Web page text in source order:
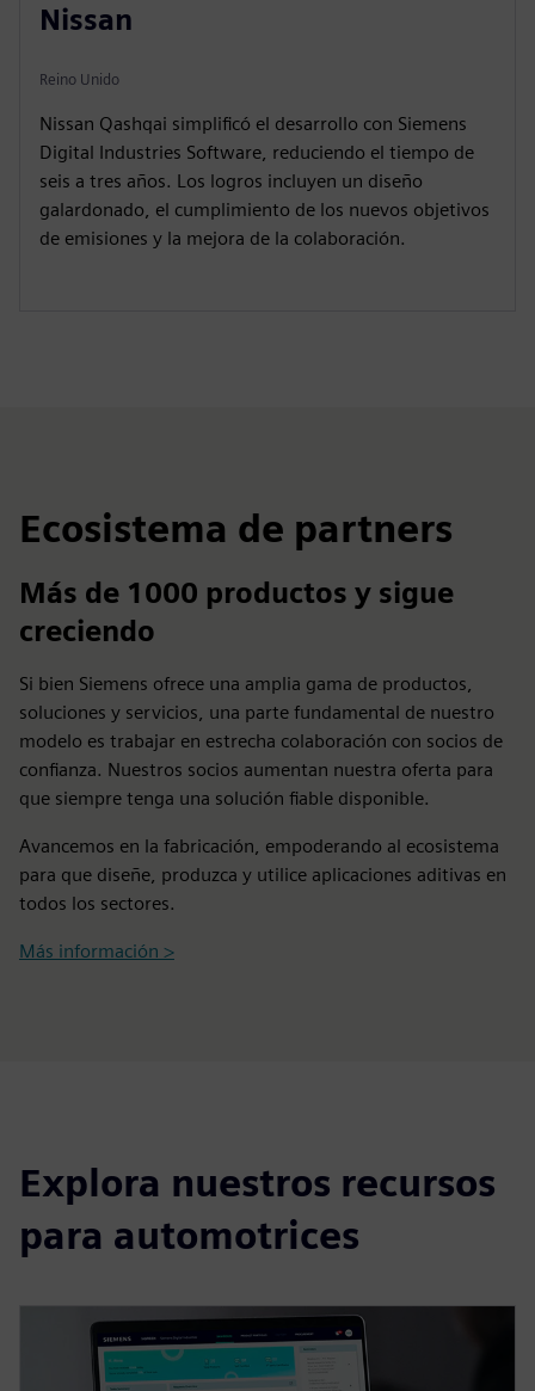
Nissan
Reino Unido
Nissan Qashqai simplificó el desarrollo con Siemens
Digital Industries Software, reduciendo el tiempo de
seis a tres años. Los logros incluyen un diseño
galardonado, el cumplimiento de los nuevos objetivos
de emisiones y la mejora de la colaboración.
Ecosistema de partners
Más de 1000 productos y sigue
creciendo
Si bien Siemens ofrece una amplia gama de productos,
soluciones y servicios, una parte fundamental de nuestro
modelo es trabajar en estrecha colaboración con socios de
confianza. Nuestros socios aumentan nuestra oferta para
que siempre tenga una solución fiable disponible.
Avancemos en la fabricación, empoderando al ecosistema
para que diseñe, produzca y utilice aplicaciones aditivas en
todos los sectores.
Más información >
Explora nuestros recursos
para automotrices